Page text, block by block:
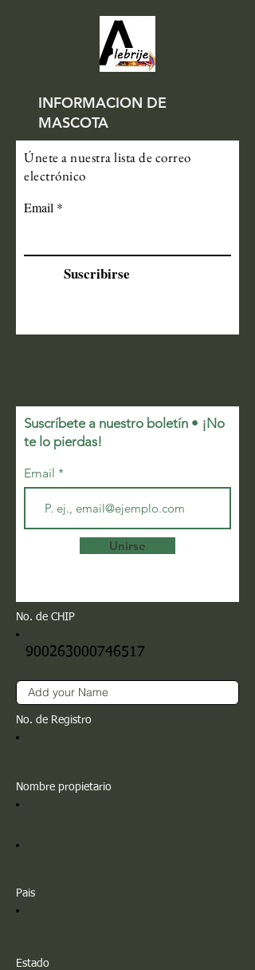
INFORMACION DE
MASCOTA
Únete a nuestra lista de correo
electrónico
Email
Suscribirse
Suscríbete a nuestro boletín • ¡No
te lo pierdas!
Email
Unirse
No. de CHIP
900263000746517
No. de Registro
Nombre propietario
Pais
Estado